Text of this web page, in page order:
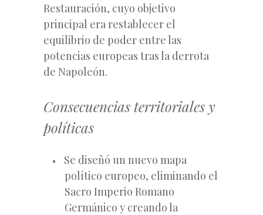
Restauración, cuyo objetivo
principal era restablecer el
equilibrio de poder entre las
potencias europeas tras la derrota
de Napoleón.
Consecuencias territoriales y
políticas
Se diseñó un nuevo mapa
político europeo, eliminando el
Sacro Imperio Romano
Germánico y creando la